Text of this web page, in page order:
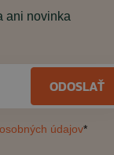
ani novinka
ODOSLAŤ
údajov*